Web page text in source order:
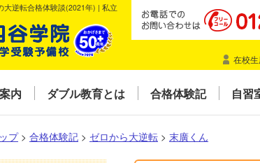
大逆転合格体験談(2021年) | 私立
在校
内 ダブル教育とは 合格体験記 自習
プ > 合格体験記 > ゼロから大逆転 > 末廣くん